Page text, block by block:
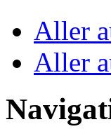
Aller
Aller